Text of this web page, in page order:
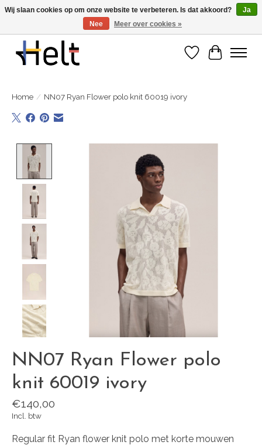
Ontdek de nieuwe collecties in store & online
Verlanglijst
Home / NN07 Ryan Flower polo knit 60019 ivory
NN07 Ryan Flower polo
knit 60019 ivory
€140,00
Incl. btw
Regular fit Ryan flower knit polo met korte mouwen
Wij slaan cookies op om onze website te verbeteren. Is dat akkoord?
Ja
Nee
Meer over cookies »